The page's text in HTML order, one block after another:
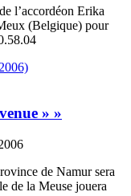
l’accordéon Erika
(Belgique) pour
» »
de Namur sera
de la Meuse jouera